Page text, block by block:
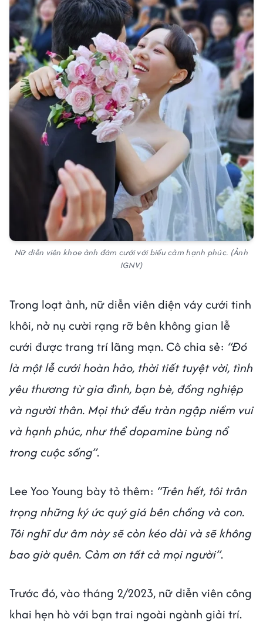
Nữ diễn viên khoe ảnh đám cưới với biểu cảm hạnh phúc. (Ảnh
IGNV)
Trong loạt ảnh, nữ diễn viên diện váy cưới tinh
khôi, nở nụ cười rạng rỡ bên không gian lễ
cưới được trang trí lãng mạn. Cô chia sẻ: “Đó
là một lễ cưới hoàn hảo, thời tiết tuyệt vời, tình
yêu thương từ gia đình, bạn bè, đồng nghiệp
và người thân. Mọi thứ đều tràn ngập niềm vui
và hạnh phúc, như thể dopamine bùng nổ
trong cuộc sống”.
Lee Yoo Young bày tỏ thêm: “Trên hết, tôi trân
trọng những ký ức quý giá bên chồng và con.
Tôi nghĩ dư âm này sẽ còn kéo dài và sẽ không
bao giờ quên. Cảm ơn tất cả mọi người”.
Trước đó, vào tháng 2/2023, nữ diễn viên công
khai hẹn hò với bạn trai ngoài ngành giải trí.